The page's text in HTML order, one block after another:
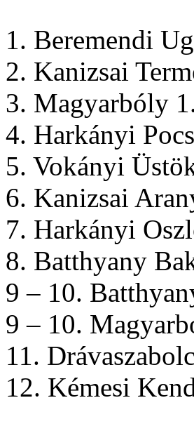
1. Beremendi
2. Kanizsai
3. Magyarbóly
4. Harkányi
5. Vokányi
6. Kanizsai
7. Harkányi
8. Batthyany
9 – 10.
9 – 10.
11.
12. Kémesi